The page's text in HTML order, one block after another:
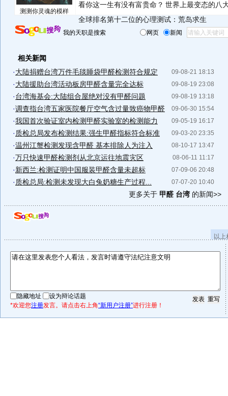
测测你灵魂的模样
看你这一生有没有富贵命？ 世界上最变态的八
全球排名第十二位的心理测试：荒岛求生
我的天职是搜索 网页 新闻
相关新闻
09-08-21 18:13
·大陆捐赠台湾万件毛毯睡袋甲醛检测符合规定
09-08-19 23:08
·大陆援助台湾活动板房甲醛含量完全达标
09-08-19 13:18
·台湾海基会:大陆组合屋绝对没有甲醛问题
09-06-30 15:54
·调查指台湾五家医院餐厅空气含过量致癌物甲醛
09-05-19 16:17
·我国首次验证室内检测甲醛实验室的检测能力
09-03-20 23:35
· 质检总局发布检测结果:强生甲醛指标符合标准
08-10-17 13:47
·温州江蟹检测发现含甲醛 基本排除人为注入
08-06-11 11:17
·万只快速甲醛检测剂从北京运往地震灾区
07-09-06 20:48
·新西兰:检测证明中国服装甲醛含量未超标
07-07-20 10:40
· 质检总局:检测未发现大白兔奶糖生产过程...
更多关于 甲醛 台湾的新闻>>
以
隐藏地址
设为辩论话题
*欢迎您注册发言。请点击右上角“新用户注册”进行注册！